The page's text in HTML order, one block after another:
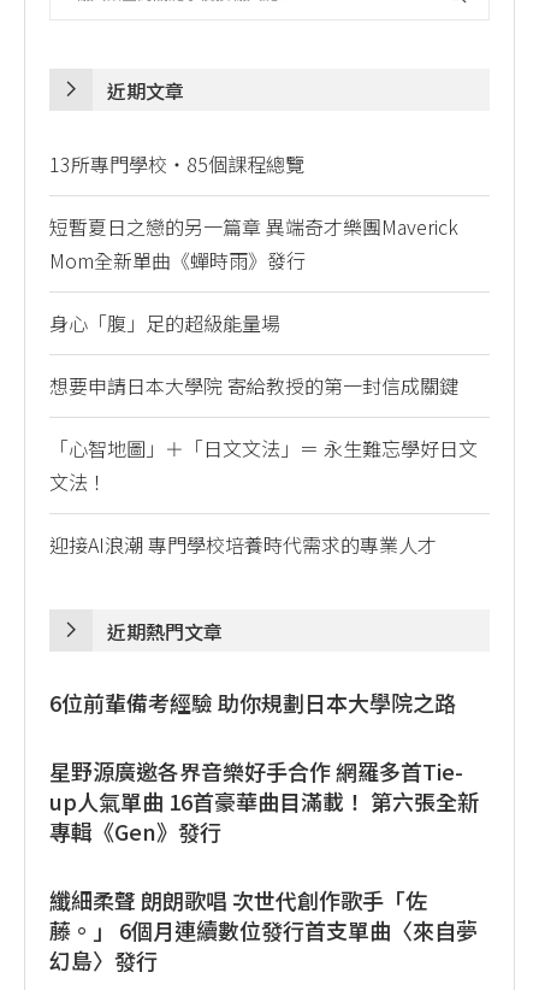
近期文章
13所專門學校・85個課程總覽
短暫夏日之戀的另一篇章 異端奇才樂團Maverick
Mom全新單曲《蟬時雨》發行
身心「腹」足的超級能量場
想要申請日本大學院 寄給教授的第一封信成關鍵
「心智地圖」＋「日文文法」＝ 永生難忘學好日文
文法！
迎接AI浪潮 專門學校培養時代需求的專業人才
近期熱門文章
6位前輩備考經驗 助你規劃日本大學院之路
星野源廣邀各界音樂好手合作 網羅多首Tie-
up人氣單曲 16首豪華曲目滿載！ 第六張全新
專輯《Gen》發行
纖細柔聲 朗朗歌唱 次世代創作歌手「佐
藤。」 6個月連續數位發行首支單曲〈來自夢
幻島〉發行